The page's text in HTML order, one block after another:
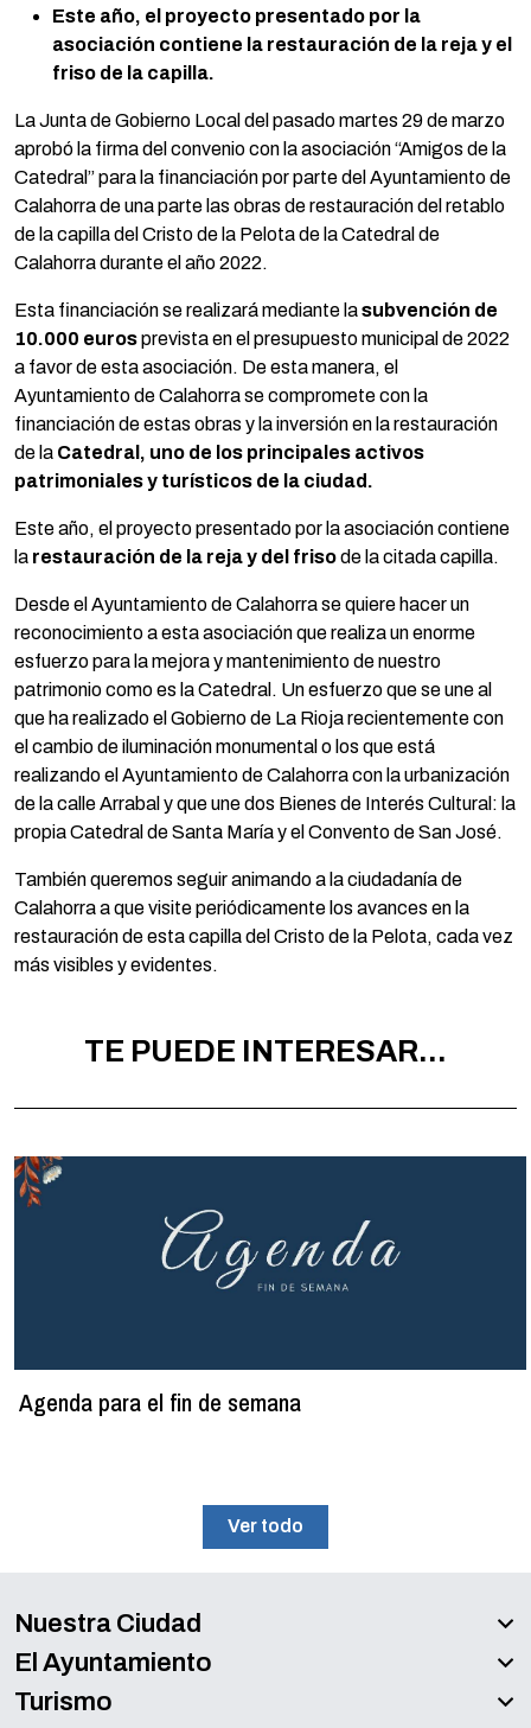
Este año, el proyecto presentado por la
asociación contiene la restauración de la reja y el
friso de la capilla.
La Junta de Gobierno Local del pasado martes 29 de marzo
aprobó la firma del convenio con la asociación “Amigos de la
Catedral” para la financiación por parte del Ayuntamiento de
Calahorra de una parte las obras de restauración del retablo
de la capilla del Cristo de la Pelota de la Catedral de
Calahorra durante el año 2022.
Esta financiación se realizará mediante lasubvención de
10.000 eurosprevista en el presupuesto municipal de 2022
a favor de esta asociación. De esta manera, el
Ayuntamiento de Calahorra se compromete con la
financiación de estas obras y la inversión en la restauración
de la Catedral, uno de los principales activos
patrimoniales y turísticos de la ciudad.
Este año, el proyecto presentado por la asociación contiene
la restauración de la reja y del frisode la citada capilla.
Desde el Ayuntamiento de Calahorra se quiere hacer un
reconocimiento a esta asociación que realiza un enorme
esfuerzo para la mejora y mantenimiento de nuestro
patrimonio como es la Catedral. Un esfuerzo que se une al
que ha realizado el Gobierno de La Rioja recientemente con
el cambio de iluminación monumental o los que está
realizando el Ayuntamiento de Calahorra con la urbanización
de la calle Arrabal y que une dos Bienes de Interés Cultural: la
propia Catedral de Santa María y el Convento de San José.
También queremos seguir animando a la ciudadanía de
Calahorra a que visite periódicamente los avances en la
restauración de esta capilla del Cristo de la Pelota, cada vez
más visibles y evidentes.
TE PUEDE INTERESAR...
Agenda para el fin de semana
Ver todo
Nuestra Ciudad
El Ayuntamiento
Turismo